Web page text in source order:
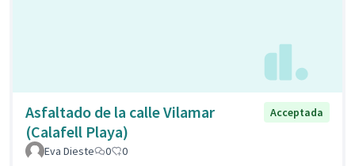
Asfaltado de la calle Vilamar
(Calafell Playa)
Acceptada
Eva Dieste 0 0